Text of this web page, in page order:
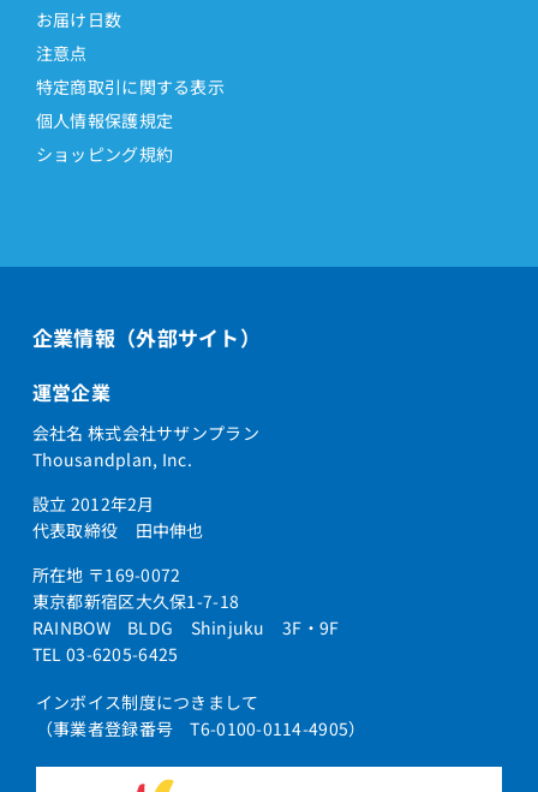
お届け日数
注意点
特定商取引に関する表示
個人情報保護規定
ショッピング規約
企業情報（外部サイト）
運営企業
会社名 株式会社サザンプラン
Thousandplan, Inc.
設立 2012年2月
代表取締役 田中伸也
所在地 〒169-0072
東京都新宿区大久保1-7-18
RAINBOW BLDG Shinjuku 3F・9F
TEL 03-6205-6425
インボイス制度につきまして
（事業者登録番号 T6-0100-0114-4905）